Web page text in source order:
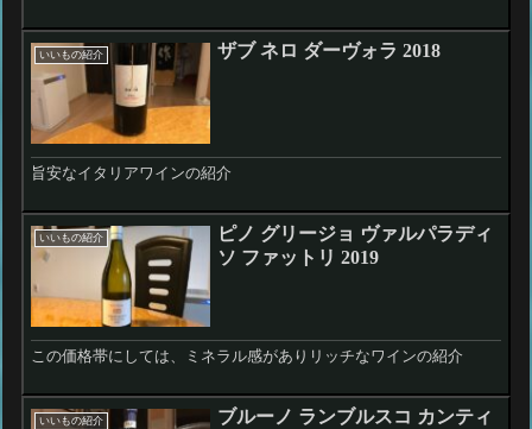
いいもの紹介 ザブ ネロ ダーヴォラ 2018
旨安なイタリアワインの紹介
いいもの紹介
ピノ グリージョ ヴァルパラディ
ソ ファットリ 2019
この価格帯にしては、ミネラル感がありリッチなワインの紹介
いいもの紹介
ブルーノ ランブルスコ カンティ